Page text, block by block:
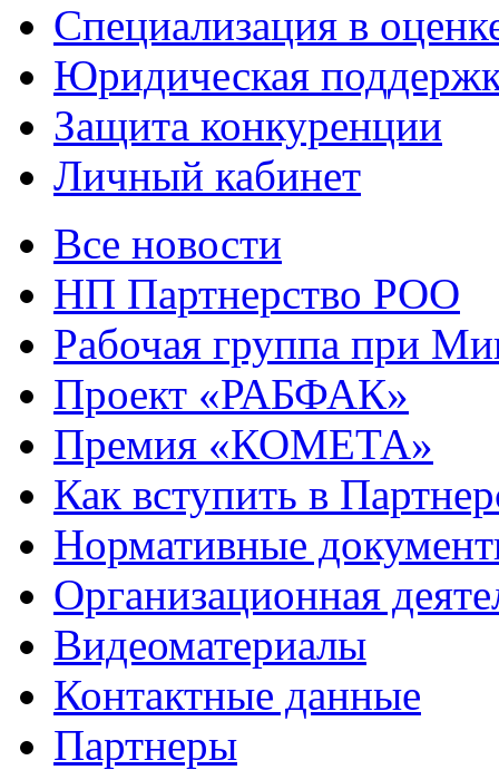
Специализация в
Юридическая
Защита конкуренции
Личный кабинет
Все новости
НП Партнерство РОО
Рабочая группа при
Проект «РАБФАК»
Премия «КОМЕТА»
Как вступить в
Нормативные
Организационная
Видеоматериалы
Контактные данные
Партнеры